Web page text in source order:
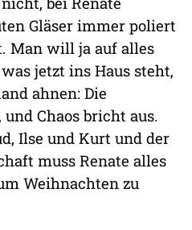
Gläser immer poliert
Man will ja auf alles
jetzt ins Haus steht,
ahnen: Die
Chaos bricht aus.
Ilse und Kurt und der
muss Renate alles
Weihnachten zu